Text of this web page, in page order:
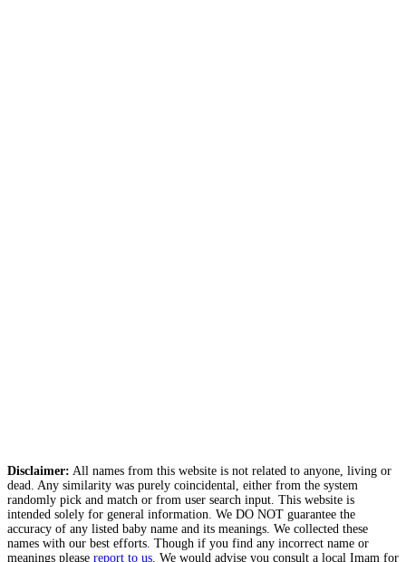
Disclaimer: All names from this website is not related to anyone, living or
dead. Any similarity was purely coincidental, either from the system
randomly pick and match or from user search input. This website is
intended solely for general information. We DO NOT guarantee the
accuracy of any listed baby name and its meanings. We collected these
names with our best efforts. Though if you find any incorrect name or
meanings please report to us . We would advise you consult a local Imam for